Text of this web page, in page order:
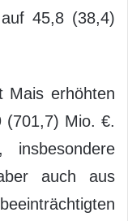
45,8 (38,4)
Mais erhöhten
(701,7) Mio. €.
insbesondere
auch aus